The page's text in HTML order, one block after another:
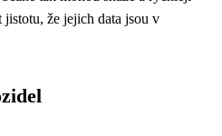
že jejich data jsou v